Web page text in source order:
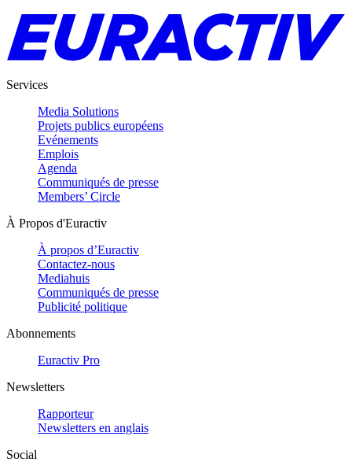
Services
Media Solutions
Projets publics européens
Evénements
Emplois
Agenda
Communiqués de presse
Members’ Circle
À Propos d'Euractiv
À propos d’Euractiv
Contactez-nous
Mediahuis
Communiqués de presse
Publicité politique
Abonnements
Euractiv Pro
Newsletters
Rapporteur
Newsletters en anglais
Social